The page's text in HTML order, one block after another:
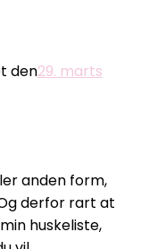
den29. marts
anden form,
derfor rart at
huskeliste,